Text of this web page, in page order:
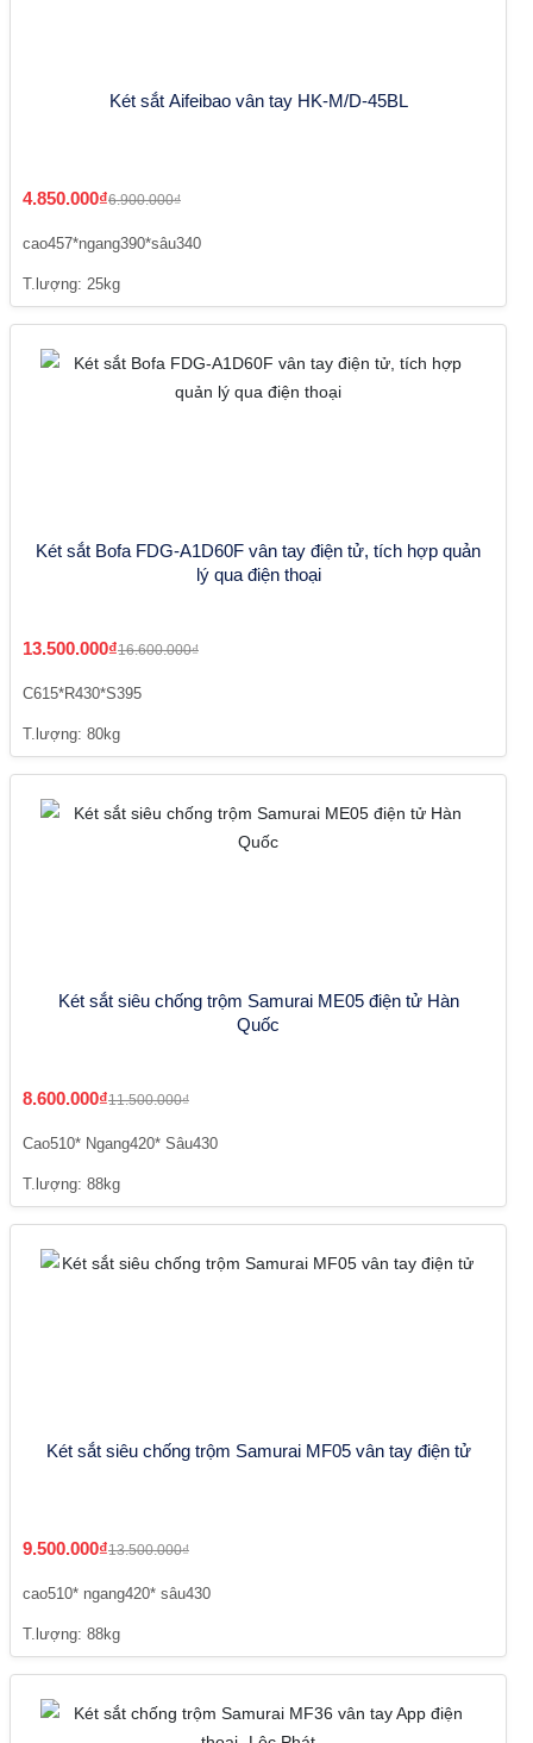
Két sắt Aifeibao vân tay HK-M/D-45BL
4.850.000₫6.900.000₫
cao457*ngang390*sâu340
T.lượng: 25kg
Két sắt Bofa FDG-A1D60F vân tay điện tử, tích hợp quản
lý qua điện thoại
13.500.000₫16.600.000₫
C615*R430*S395
T.lượng: 80kg
Két sắt siêu chống trộm Samurai ME05 điện tử Hàn
Quốc
8.600.000₫11.500.000₫
Cao510* Ngang420* Sâu430
T.lượng: 88kg
Két sắt siêu chống trộm Samurai MF05 vân tay điện tử
9.500.000₫13.500.000₫
cao510* ngang420* sâu430
T.lượng: 88kg